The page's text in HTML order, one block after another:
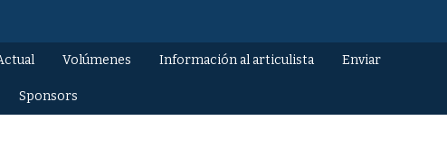
Volúmenes Información al articulista Enviar
Sponsors